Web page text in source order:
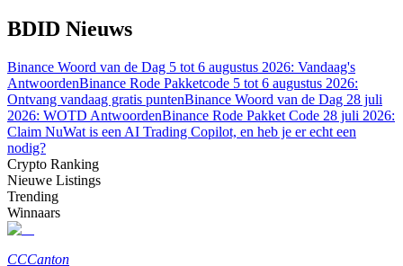
Handelsstrategieën
Leer hoe u winstgevend kunt blijven
BDID Nieuws
Binance Woord van de Dag 5 tot 6 augustus 2026: Vandaag's
AntwoordenBinance Rode Pakketcode 5 tot 6 augustus 2026:
Ontvang vandaag gratis puntenBinance Woord van de Dag 28 juli
2026: WOTD AntwoordenBinance Rode Pakket Code 28 juli 2026:
Claim NuWat is een AI Trading Copilot, en heb je er echt een
nodig?
Crypto Ranking
Nieuwe Listings
Trending
Winnaars
CCCanton